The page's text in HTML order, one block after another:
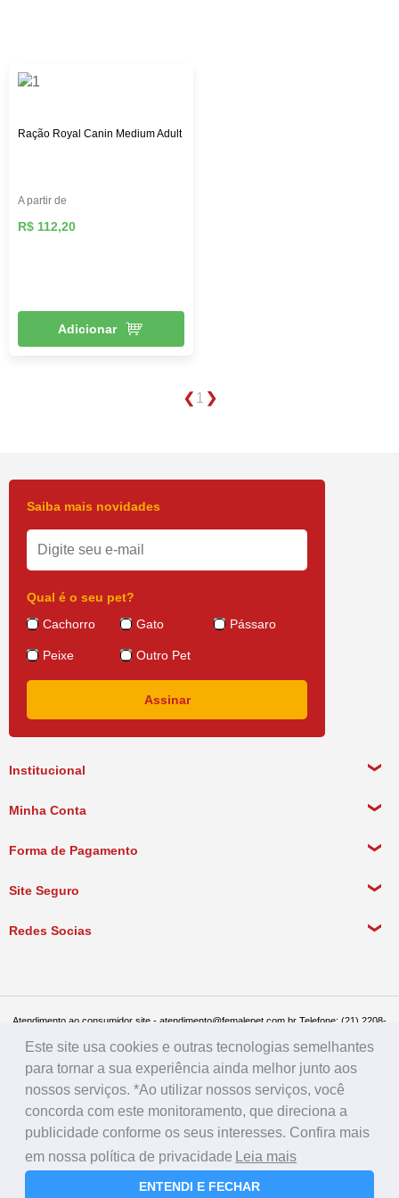
roupas, acessórios e muito mais!
Ração Royal Canin Medium Adult
A partir de
R$ 112,20
Adicionar
1
Institucional
Política de Pagamento
Política de Entrega
Minha Conta
Forma de Pagamento
Site Seguro
Redes Socias
Saiba mais novidades
Qual é o seu pet?
Cachorro
Gato Pássaro
Peixe Outro Pet
Atendimento ao consumidor site - atendimento@femalepet.com.br Telefone: (21) 2208-
Televendas: (21) 2268-7748 ou (21) 97045-2996 Seg a sex de 8:30h às 19h e Sábados
de 8:30h às 14:30h
Female Pet - CNPJ: 17.292.888.0001/86 - Rua Conde de Bonfim 482, loja A, Tijuca, Rio
de Janeiro - RJ - CEP: 20520-054
Este site usa cookies e outras tecnologias semelhantes
para tornar a sua experiência ainda melhor junto aos
nossos serviços. *Ao utilizar nossos serviços, você
concorda com este monitoramento, que direciona a
publicidade conforme os seus interesses. Confira mais
em nossa política de privacidade Leia mais
ENTENDI E FECHAR